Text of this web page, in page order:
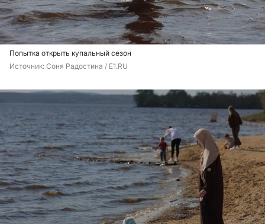
Попытка открыть купальный сезон
Источник: Соня Радостина / E1.RU